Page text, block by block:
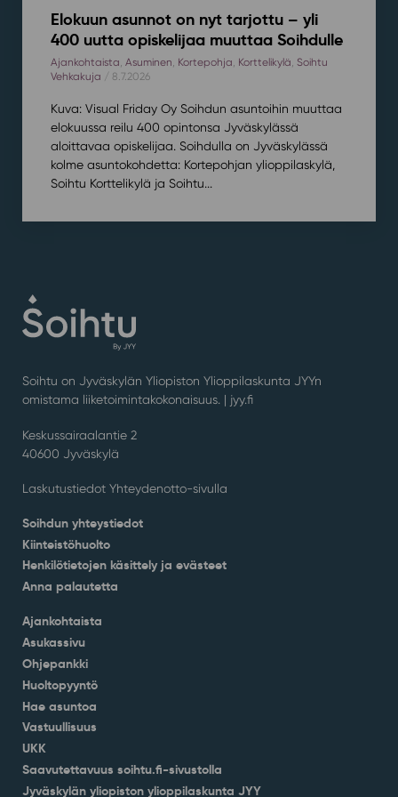
Elokuun asunnot on nyt tarjottu – yli
400 uutta opiskelijaa muuttaa Soihdulle
Ajankohtaista, Asuminen, Kortepohja, Korttelikylä, Soihtu
Vehkakuja / 8.7.2026
Kuva: Visual Friday Oy Soihdun asuntoihin muuttaa
elokuussa reilu 400 opintonsa Jyväskylässä
aloittavaa opiskelijaa. Soihdulla on Jyväskylässä
kolme asuntokohdetta: Kortepohjan ylioppilaskylä,
Soihtu Korttelikylä ja Soihtu...
Soihtu on Jyväskylän Yliopiston Ylioppilaskunta JYYn
omistama liiketoimintakokonaisuus. | jyy.fi
Keskussairaalantie 2
40600 Jyväskylä
Laskutustiedot Yhteydenotto-sivulla
Soihdun yhteystiedot
Kiinteistöhuolto
Henkilötietojen käsittely ja evästeet
Anna palautetta
Ajankohtaista
Asukassivu
Ohjepankki
Huoltopyyntö
Hae asuntoa
Vastuullisuus
UKK
Saavutettavuus soihtu.fi-sivustolla
Jyväskylän yliopiston ylioppilaskunta JYY